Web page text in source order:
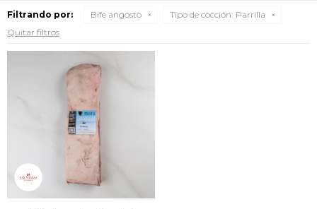
Filtrando por: Bife angosto Tipo de cocción: Parrilla
Quitar filtros